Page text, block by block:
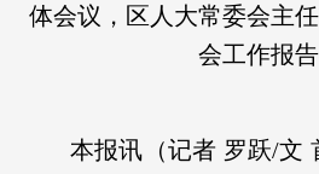
体会议，区人大常委会主
会工作报告
本报讯（记者 罗跃/文